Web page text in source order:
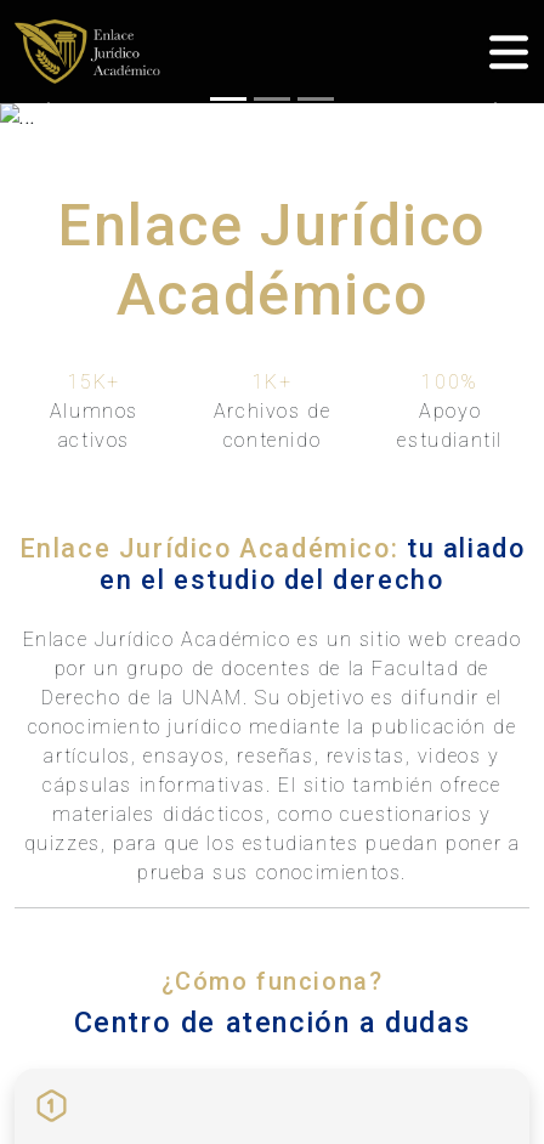
Enlace Jurídico
Académico
15K+
Alumnos
activos
1K +
Archivos de
contenido
100%
Apoyo
estudiantil
Enlace Jurídico Académico: tu aliado
en el estudio del derecho
Enlace Jurídico Académico es un sitio web creado
por un grupo de docentes de la Facultad de
Derecho de la UNAM. Su objetivo es difundir el
conocimiento jurídico mediante la publicación de
artículos, ensayos, reseñas, revistas, videos y
cápsulas informativas. El sitio también ofrece
materiales didácticos, como cuestionarios y
quizzes, para que los estudiantes puedan poner a
prueba sus conocimientos.
¿Cómo funciona?
Centro de atención a dudas